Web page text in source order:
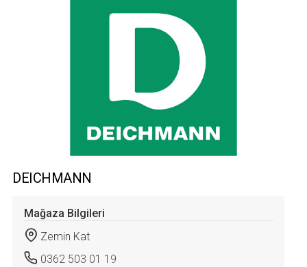
DEICHMANN
Mağaza Bilgileri
Zemin Kat
0362 503 01 19